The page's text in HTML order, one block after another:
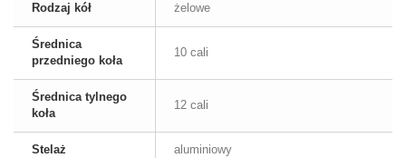
Rodzaj kół żelowe
Średnica
przedniego koła
10 cali
Średnica tylnego
koła
12 cali
Stelaż aluminiowy